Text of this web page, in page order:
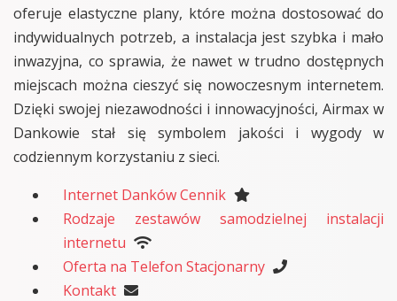
oferuje elastyczne plany, które można dostosować do
indywidualnych potrzeb, a instalacja jest szybka i mało
inwazyjna, co sprawia, że nawet w trudno dostępnych
miejscach można cieszyć się nowoczesnym internetem.
Dzięki swojej niezawodności i innowacyjności, Airmax w
Dankowie stał się symbolem jakości i wygody w
codziennym korzystaniu z sieci.
Internet Danków Cennik
Rodzaje zestawów samodzielnej instalacji
internetu
Oferta na Telefon Stacjonarny
Kontakt